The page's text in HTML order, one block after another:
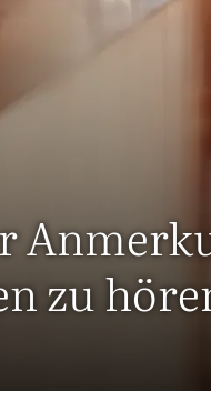
zu